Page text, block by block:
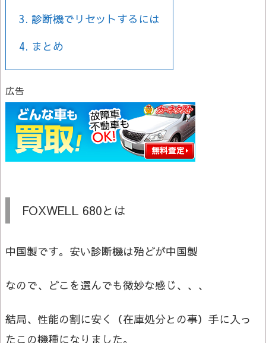
3. 診断機でリセットするには
4. まとめ
広告
FOXWELL 680とは
中国製です。安い診断機は殆どが中国製
なので、どこを選んでも微妙な感じ、、、
結局、性能の割に安く（在庫処分との事）手に入っ
たこの機種になりました。